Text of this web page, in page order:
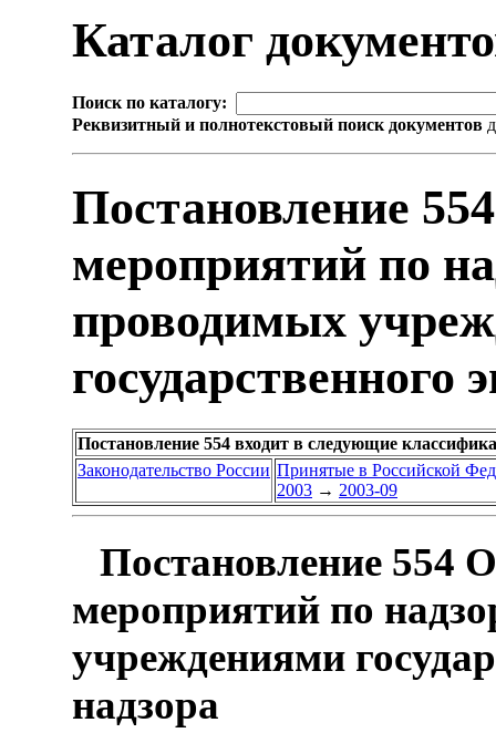
Каталог
Поиск по каталогу:
Реквизитный и полнотекстовый поиск документов
Постановление
мероприятий по
проводимых
государственного
Постановление 554 входит в следующие
Законодательство России Принятые в Российской
2003 → 2003-09
Постановление 554
мероприятий по
учреждениями
надзора